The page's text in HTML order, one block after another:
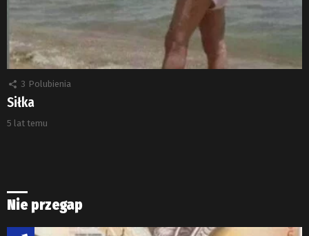
3 Polubienia
Siłka
5 lat temu
Nie przegap